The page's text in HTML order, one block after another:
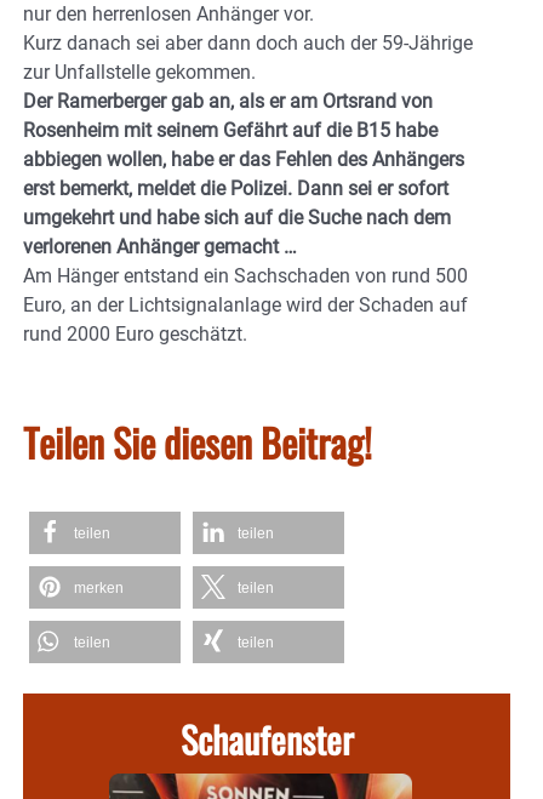
nur den herrenlosen Anhänger vor.
Kurz danach sei aber dann doch auch der 59-Jährige
zur Unfallstelle gekommen.
Der Ramerberger gab an, als er am Ortsrand von
Rosenheim mit seinem Gefährt auf die B15 habe
abbiegen wollen, habe er das Fehlen des Anhängers
erst bemerkt, meldet die Polizei. Dann sei er sofort
umgekehrt und habe sich auf die Suche nach dem
verlorenen Anhänger gemacht …
Am Hänger entstand ein Sachschaden von rund 500
Euro, an der Lichtsignalanlage wird der Schaden auf
rund 2000 Euro geschätzt.
Teilen Sie diesen Beitrag!
teilen teilen
merken teilen
teilen teilen
Schaufenster